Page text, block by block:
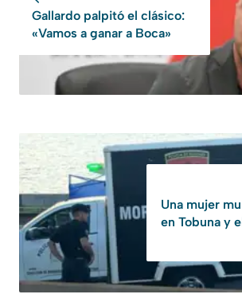
Gallardo palpitó el clásico:
«Vamos a ganar a Boca»
Una mujer
en Tobuna y